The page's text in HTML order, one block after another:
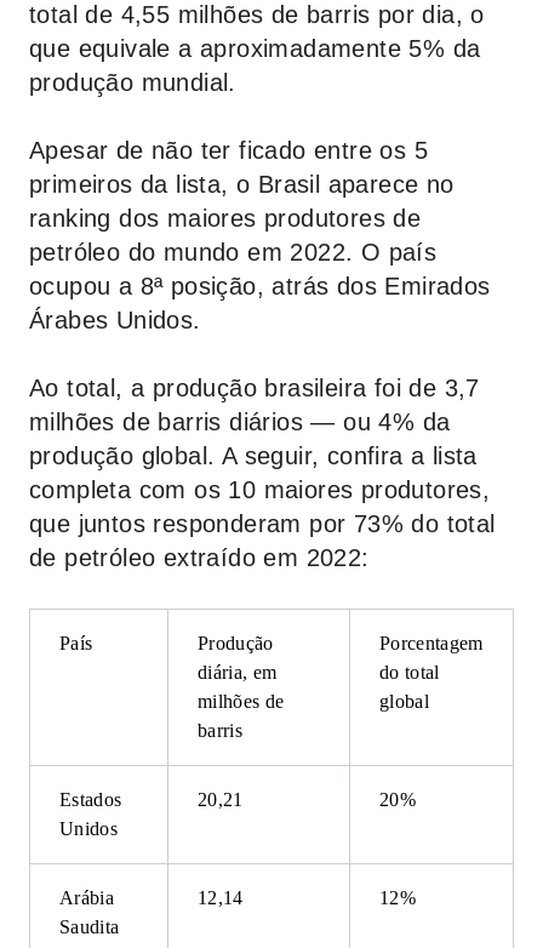
total de 4,55 milhões de barris por dia, o
que equivale a aproximadamente 5% da
produção mundial.
Apesar de não ter ficado entre os 5
primeiros da lista, o Brasil aparece no
ranking dos maiores produtores de
petróleo do mundo em 2022. O país
ocupou a 8ª posição, atrás dos Emirados
Árabes Unidos.
Ao total, a produção brasileira foi de 3,7
milhões de barris diários — ou 4% da
produção global. A seguir, confira a lista
completa com os 10 maiores produtores,
que juntos responderam por 73% do total
de petróleo extraído em 2022:
País
Produção
diária, em
milhões de
barris
Porcentagem
do total
global
Estados
Unidos
20,21 20%
Arábia
Saudita
12,14 12%